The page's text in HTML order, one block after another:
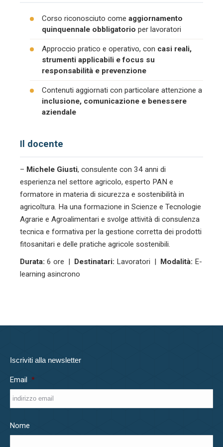
Corso riconosciuto come aggiornamento
quinquennale obbligatorio per lavoratori
Approccio pratico e operativo, con casi reali,
strumenti applicabili e focus su
responsabilità e prevenzione
Contenuti aggiornati con particolare attenzione a
inclusione, comunicazione e benessere
aziendale
Il docente
– Michele Giusti, consulente con 34 anni di
esperienza nel settore agricolo, esperto PAN e
formatore in materia di sicurezza e sostenibilità in
agricoltura. Ha una formazione in Scienze e Tecnologie
Agrarie e Agroalimentari e svolge attività di consulenza
tecnica e formativa per la gestione corretta dei prodotti
fitosanitari e delle pratiche agricole sostenibili.
Durata: 6 ore | Destinatari: Lavoratori | Modalità: E-
learning asincrono
Iscriviti alla newsletter
Email *
Nome